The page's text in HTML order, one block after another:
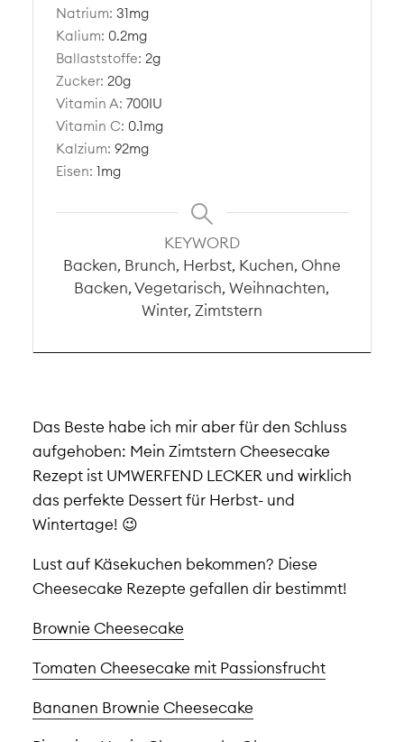
Natrium:31mg
Kalium: 0.2mg
Ballaststoffe:2g
Zucker:20g
Vitamin A:700IU
Vitamin C: 0.1mg
Kalzium:92mg
Eisen:1mg
KEYWORD
Backen, Brunch, Herbst, Kuchen, Ohne
Backen, Vegetarisch, Weihnachten,
Winter, Zimtstern
Das Beste habe ich mir aber für den Schluss
aufgehoben: Mein Zimtstern Cheesecake
Rezept ist UMWERFEND LECKER und wirklich
das perfekte Dessert für Herbst- und
Wintertage! 😉
Lust auf Käsekuchen bekommen? Diese
Cheesecake Rezepte gefallen dir bestimmt!
Brownie Cheesecake
Tomaten Cheesecake mit Passionsfrucht
Bananen Brownie Cheesecake